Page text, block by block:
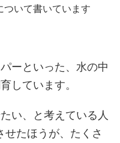
ついて書いています
ーといった、水の中
しています。
い、と考えている人
せたほうが、たくさ